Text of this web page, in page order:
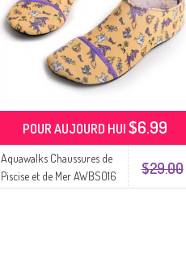
$29.00
Aquawalks Chaussures de
Piscise et de Mer AWBS016
POUR AUJOURD HUI$6.99